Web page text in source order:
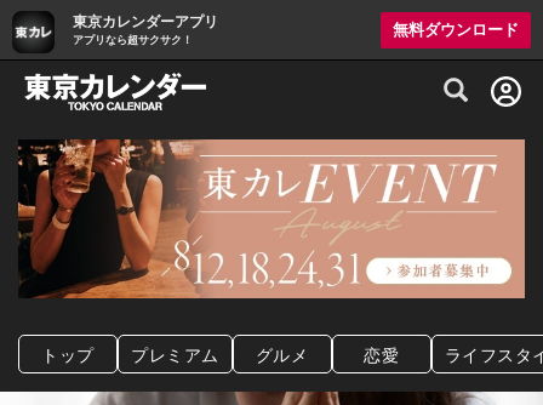
東京カレンダーアプリ
アプリなら超サクサク！
無料ダウンロード
グルメ情報・プレミアムレストラン予約
トップ プレミアム グルメ 恋愛 ライフスタ